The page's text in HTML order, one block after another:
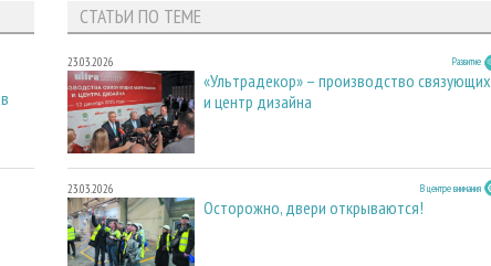
СТАТЬИ ПО ТЕМЕ
23.03.2026 Развитие
«Ультрадекор» – производство связующих
и центр дизайна
23.03.2026 В центре внимания
Осторожно, двери открываются!